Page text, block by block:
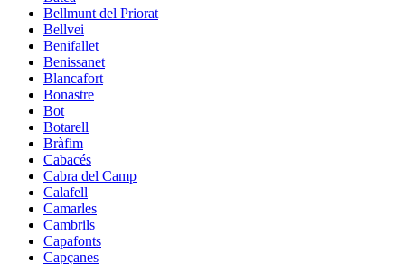
Bellmunt del Priorat
Bellvei
Benifallet
Benissanet
Blancafort
Bonastre
Bot
Botarell
Bràfim
Cabacés
Cabra del Camp
Calafell
Camarles
Cambrils
Capafonts
Capçanes